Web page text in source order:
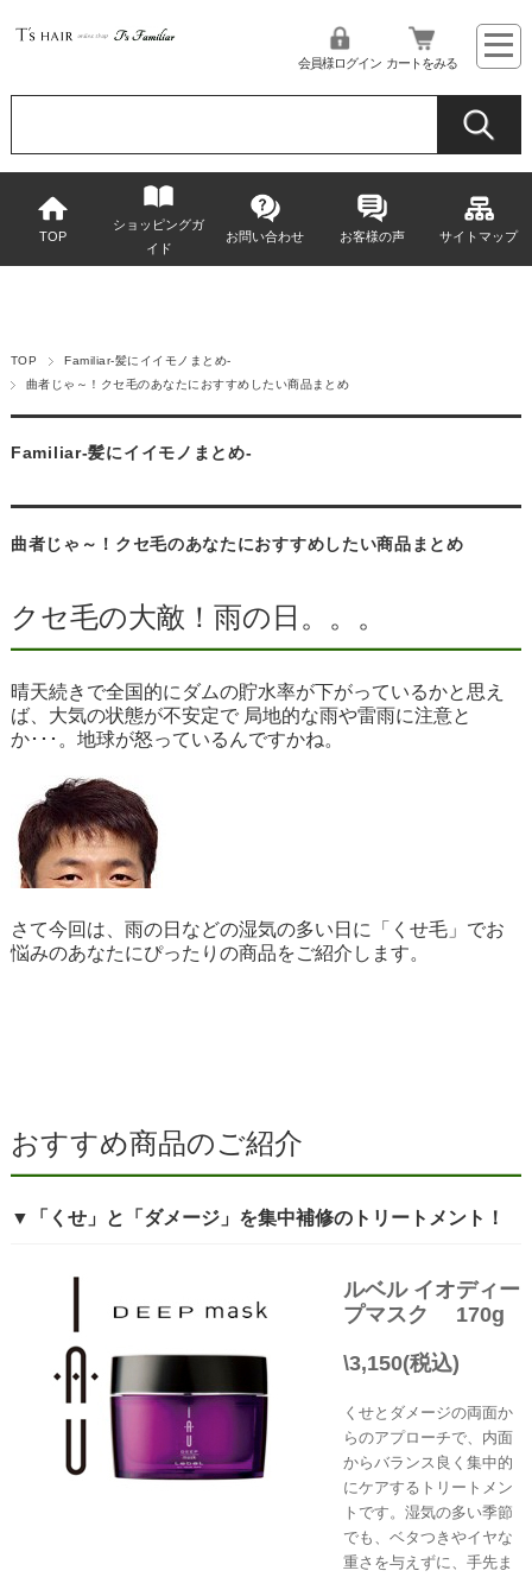
会員様ログイン カートをみる
TOP
ショッピングガ
イド
お問い合わせ お客様の声 サイトマップ
TOP
Familiar-髪にイイモノまとめ-
曲者じゃ～！クセ毛のあなたにおすすめしたい商品まとめ
Familiar-髪にイイモノまとめ-
曲者じゃ～！クセ毛のあなたにおすすめしたい商品まとめ
クセ毛の大敵！雨の日。。。
晴天続きで全国的にダムの貯水率が下がっているかと思え
ば、大気の状態が不安定で 局地的な雨や雷雨に注意と
か･･･。地球が怒っているんですかね。
さて今回は、雨の日などの湿気の多い日に「くせ毛」でお
悩みのあなたにぴったりの商品をご紹介します。
おすすめ商品のご紹介
▼「くせ」と「ダメージ」を集中補修のトリートメント！
ルベル イオディー
プマスク
170g
\3,150(税込)
くせとダメージの両面か
らのアプローチで、内面
からバランス良く集中的
にケアするトリートメン
トです。湿気の多い季節
でも、ベタつきやイヤな
重さを与えずに、手先ま